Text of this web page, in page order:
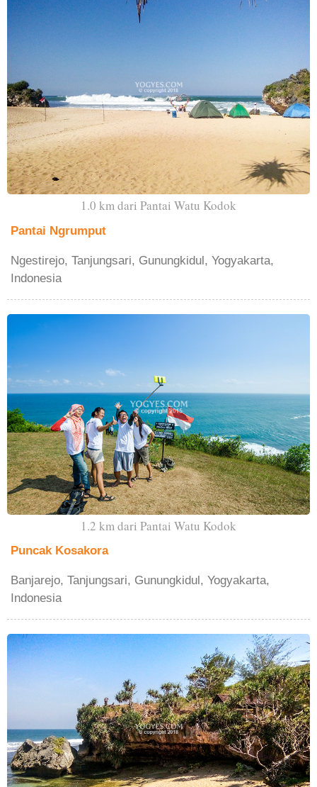
1.0 km dari Pantai Watu Kodok
Pantai Ngrumput
Ngestirejo, Tanjungsari, Gunungkidul, Yogyakarta,
Indonesia
1.2 km dari Pantai Watu Kodok
Puncak Kosakora
Banjarejo, Tanjungsari, Gunungkidul, Yogyakarta,
Indonesia